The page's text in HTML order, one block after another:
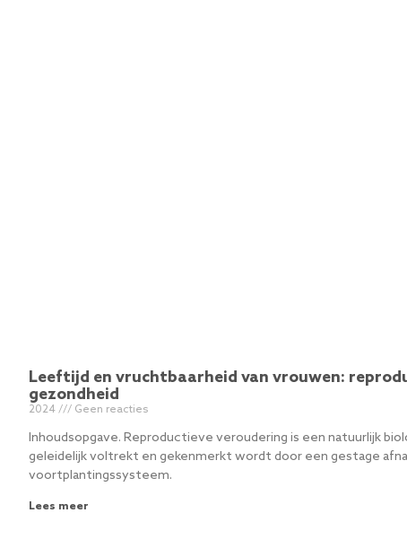
Leeftijd en vruchtbaarheid van vrouwen:
gezondheid
2024 Geen reacties
Inhoudsopgave. Reproductieve veroudering is een natuurlijk
geleidelijk voltrekt en gekenmerkt wordt door een gestage
voortplantingssysteem.
Lees meer